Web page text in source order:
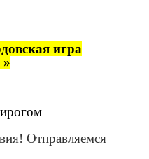
игра
Отправляемся